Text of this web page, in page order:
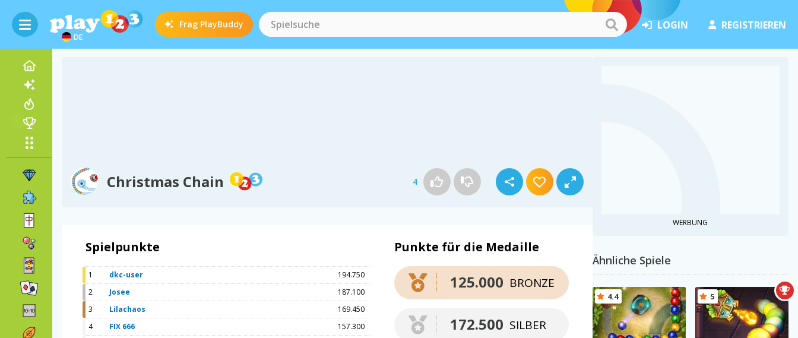
DE
Frag PlayBuddy LOGIN REGISTRIEREN
Christmas Chain 4
Spielpunkte
1 dkc-user
194.750
2
Josee
187.100
3
Lilachaos
169.450
4
FIX 666
157.300
Punkte für die Medaille
BRONZE
125.000
SILBER
172.500
WERBUNG
Ähnliche Spiele
4.4 5